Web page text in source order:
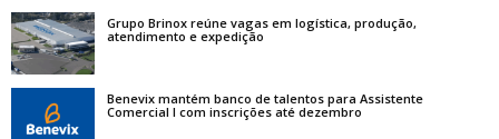
Grupo Brinox reúne vagas em logística, produção,
atendimento e expedição
Benevix mantém banco de talentos para Assistente
Comercial I com inscrições até dezembro